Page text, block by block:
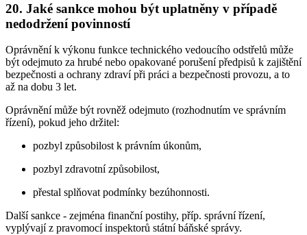
20. Jaké sankce mohou být uplatněny v případě
nedodržení povinností
Oprávnění k výkonu funkce technického vedoucího odstřelů může
být odejmuto za hrubé nebo opakované porušení předpisů k zajištění
bezpečnosti a ochrany zdraví při práci a bezpečnosti provozu, a to
až na dobu 3 let.
Oprávnění může být rovněž odejmuto (rozhodnutím ve správním
řízení), pokud jeho držitel:
pozbyl způsobilost k právním úkonům,
pozbyl zdravotní způsobilost,
přestal splňovat podmínky bezúhonnosti.
Další sankce - zejména finanční postihy, příp. správní řízení,
vyplývají z pravomocí inspektorů státní báňské správy.